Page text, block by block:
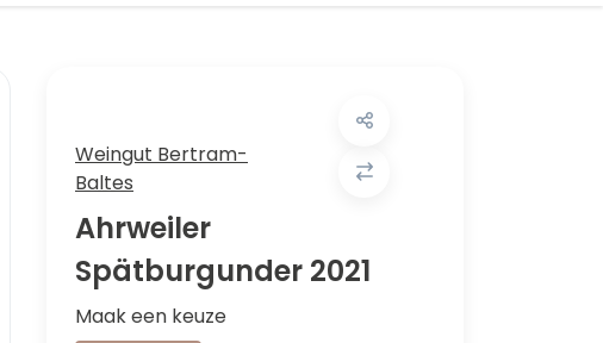
Weingut Bertram-
Baltes
Ahrweiler
Spätburgunder 2021
Maak een keuze